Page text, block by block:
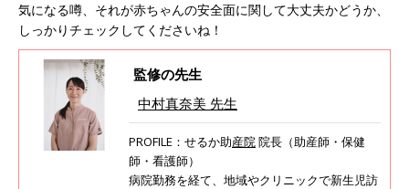
気になる噂、それが赤ちゃんの安全面に関して大丈夫かどうか、
しっかりチェックしてくださいね！
監修の先生
中村真奈美 先生
PROFILE：せるか助産院院長（助産師・保健
師・看護師）
病院勤務を経て、地域やクリニックで新生児訪